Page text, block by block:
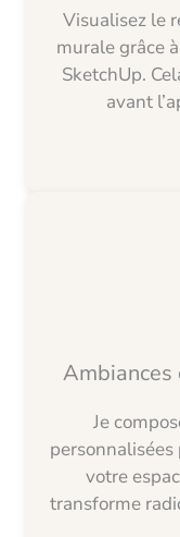
Visualisez le
murale grâce
SketchUp.
avant
Ambiances
Je
votre
transforme